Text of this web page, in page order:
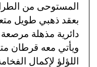
المستوحى من
بعقد ذهبي طويل
دائرية مذهلة
ويأتي معه قرطان
اللؤلؤ لإكمال